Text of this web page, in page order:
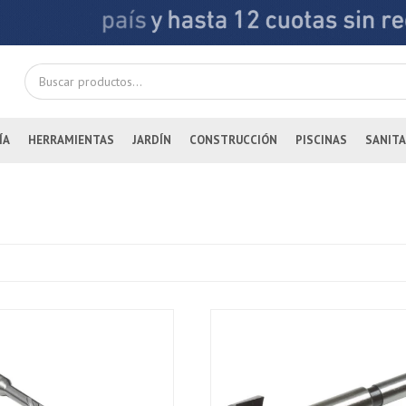
HERRAMIENTAS JARDÍN CONSTRUCCIÓN PISCINAS